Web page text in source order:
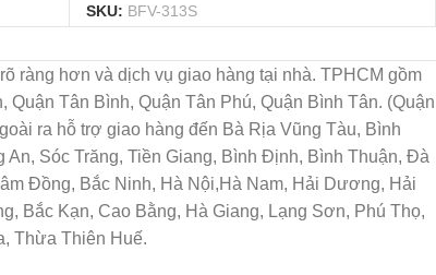
SKU: BFV-313S
ràng hơn và dịch vụ giao hàng tại nhà. TPHCM gồm
Quận Tân Bình, Quận Tân Phú, Quận Bình Tân. (Quận
ra hỗ trợ giao hàng đến Bà Rịa Vũng Tàu, Bình
Sóc Trăng, Tiền Giang, Bình Định, Bình Thuận, Đà
Đồng, Bắc Ninh, Hà Nội,Hà Nam, Hải Dương, Hải
Bắc Kạn, Cao Bằng, Hà Giang, Lạng Sơn, Phú Thọ,
Thừa Thiên Huế.